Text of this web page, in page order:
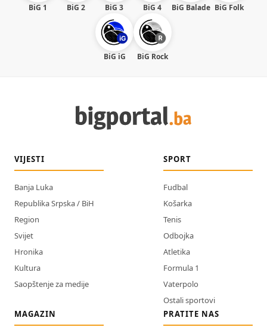
BiG 1 BiG 2 BiG 3 BiG 4 BiG Balade BiG Folk
BiG iG BiG Rock
VIJESTI
Banja Luka
Republika Srpska / BiH
Region
Svijet
Hronika
Kultura
Saopštenje za medije
SPORT
Fudbal
Košarka
Tenis
Odbojka
Atletika
Formula 1
Vaterpolo
Ostali sportovi
MAGAZIN
PRATITE NAS